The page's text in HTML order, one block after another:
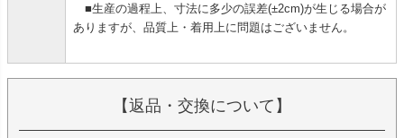
■生産の過程上、寸法に多少の誤差(±2cm)が生じる場合が
ありますが、品質上・着用上に問題はございません。
【返品・交換について】